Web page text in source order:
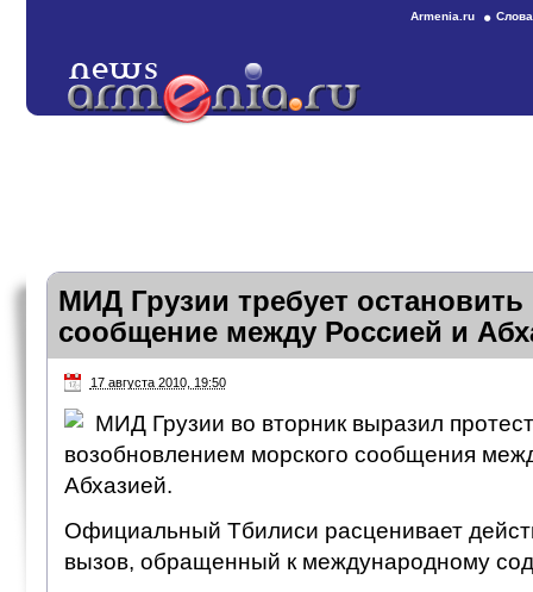
Armenia.ru
МИД Грузии требует остановить
сообщение между Россией и
17 августа 2010, 19:50
МИД Грузии во вторник выразил
возобновлением морского сообщения
Абхазией.
Официальный Тбилиси расценивает
вызов, обращенный к международному